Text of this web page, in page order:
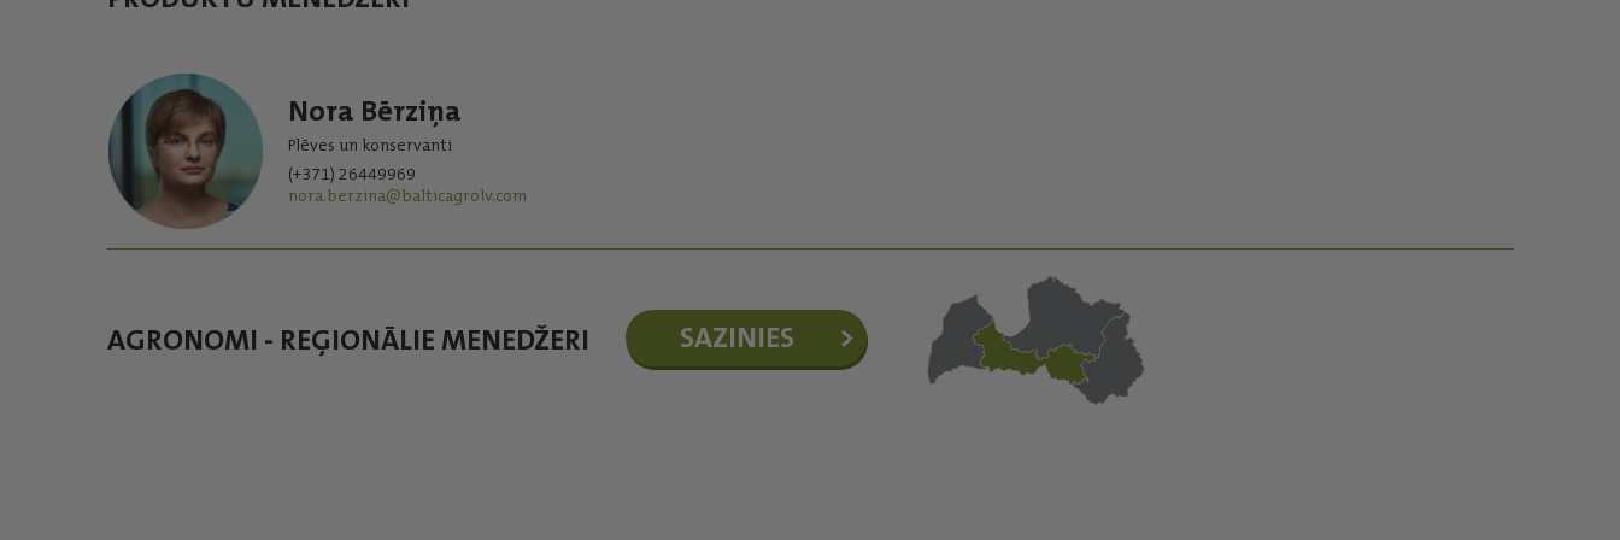
Nora Bērziņa
Plēves un konservanti
(+371) 26449969
nora.berzina@balticagrolv.com
AGRONOMI - REĢIONĀLIE MENEDŽERI SAZINIES